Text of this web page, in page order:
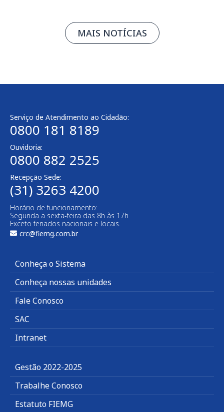
MAIS NOTÍCIAS
Serviço de Atendimento ao Cidadão:
0800 181 8189
Ouvidoria:
0800 882 2525
Recepção Sede:
(31) 3263 4200
Horário de funcionamento:
Segunda a sexta-feira das 8h às 17h
Exceto feriados nacionais e locais.
crc@fiemg.com.br
Conheça o Sistema
Conheça nossas unidades
Fale Conosco
SAC
Intranet
Gestão 2022-2025
Trabalhe Conosco
Estatuto FIEMG